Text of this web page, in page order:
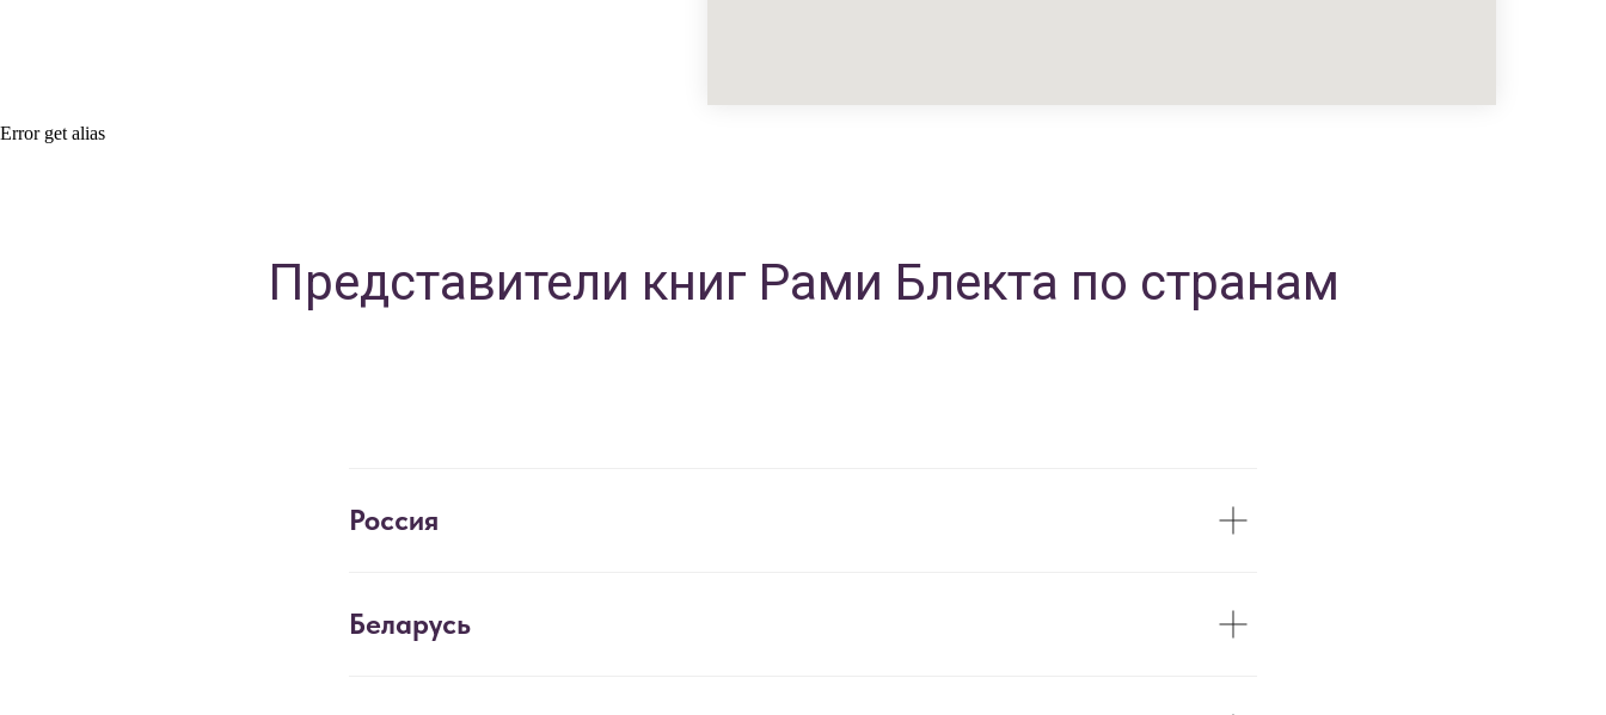
Error get alias
Представители книг Рами Блекта по странам
Россия
Беларусь